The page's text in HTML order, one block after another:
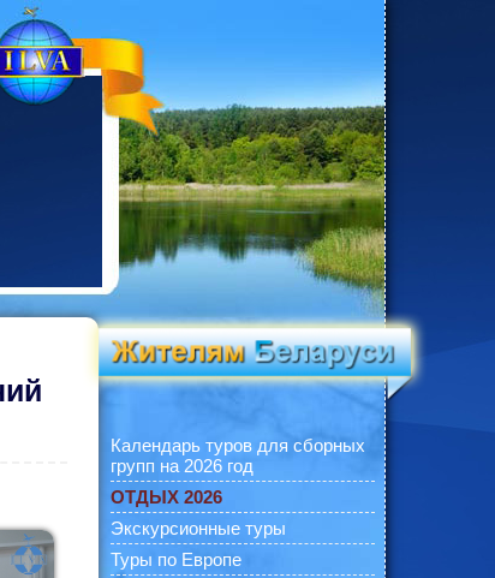
Календарь туров для сборных
групп на 2026 год
ОТДЫХ 2026
Экскурсионные туры
Туры по Европе